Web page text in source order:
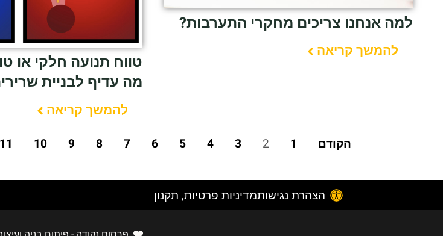
למה אנחנו צריכים מחקרי התערבות?
להמשך קריאה
טווח תנועה חלקי או
מה עדיף לבניית
להמשך קריאה
הקודם 1
2
3
4
5
6
7
8
9
10
11
הצהרת נגישותמדיניות פרטיות, תקנון